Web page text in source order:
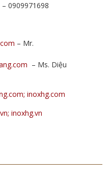
– 0909971698
– Mr.
– Ms. Diệu
inoxhg.com
inoxhg.vn